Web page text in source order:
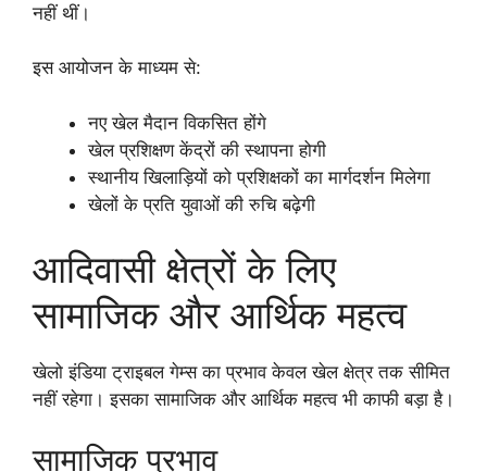
नहीं थीं।
इस आयोजन के माध्यम से:
नए खेल मैदान विकसित होंगे
खेल प्रशिक्षण केंद्रों की स्थापना होगी
स्थानीय खिलाड़ियों को प्रशिक्षकों का मार्गदर्शन मिलेगा
खेलों के प्रति युवाओं की रुचि बढ़ेगी
आदिवासी क्षेत्रों के लिए
सामाजिक और आर्थिक महत्व
खेलो इंडिया ट्राइबल गेम्स का प्रभाव केवल खेल क्षेत्र तक सीमित
नहीं रहेगा। इसका सामाजिक और आर्थिक महत्व भी काफी बड़ा है।
सामाजिक प्रभाव